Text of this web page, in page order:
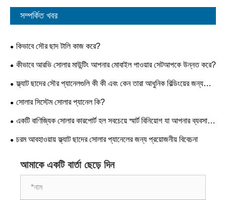
সম্পর্কিত খবর
কিভাবে সৌর ছাদ টালি কাজ করে?
কীভাবে আরভি সোলার মাউন্টিং আপনার মোবাইল পাওয়ার সেটআপকে উন্নত করে?
ফ্ল্যাট ছাদের সৌর প্যানেলগুলি কী কী এবং কেন তারা আধুনিক বিল্ডিংয়ের জন্য
আদর্শ?
সোলার সিস্টেম সোলার প্যানেল কি?
একটি বাণিজ্যিক সোলার কারপোর্ট হল সবচেয়ে স্মার্ট বিনিয়োগ যা আপনার ব্যবসা
আজ করতে পারে
চরম আবহাওয়ায় ফ্ল্যাট ছাদের সোলার প্যানেলের জন্য প্রয়োজনীয় বিবেচনা
আমাকে একটি বার্তা ছেড়ে দিন